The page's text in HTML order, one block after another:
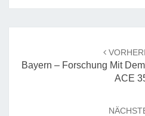
Bayern – Forschung Mit
ACE